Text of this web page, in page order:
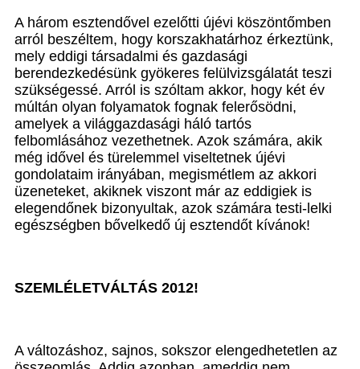
A három esztendővel ezelőtti újévi köszöntőmben
arról beszéltem, hogy korszakhatárhoz érkeztünk,
mely eddigi társadalmi és gazdasági
berendezkedésünk gyökeres felülvizsgálatát teszi
szükségessé. Arról is szóltam akkor, hogy két év
múltán olyan folyamatok fognak felerősödni,
amelyek a világgazdasági háló tartós
felbomlásához vezethetnek. Azok számára, akik
még idővel és türelemmel viseltetnek újévi
gondolataim irányában, megismétlem az akkori
üzeneteket, akiknek viszont már az eddigiek is
elegendőnek bizonyultak, azok számára testi-lelki
egészségben bővelkedő új esztendőt kívánok!
SZEMLÉLETVÁLTÁS 2012!
A változáshoz, sajnos, sokszor elengedhetetlen az